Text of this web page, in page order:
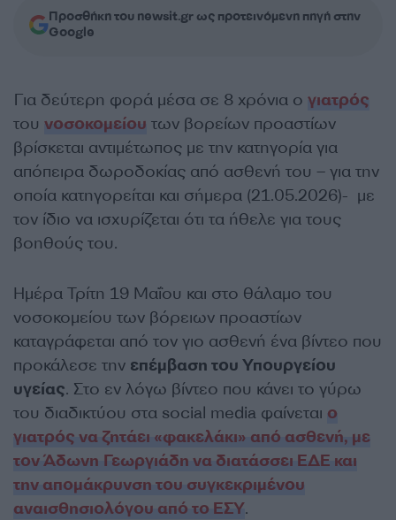
Προσθήκη του newsit.gr ως προτεινόμενη πηγή στην
Google
Για δεύτερη φορά μέσα σε 8 χρόνια ο γιατρός
του νοσοκομείου των βορείων προαστίων
βρίσκεται αντιμέτωπος με την κατηγορία για
απόπειρα δωροδοκίας από ασθενή του – για την
οποία κατηγορείται και σήμερα (21.05.2026)- με
τον ίδιο να ισχυρίζεται ότι τα ήθελε για τους
βοηθούς του.
Ημέρα Τρίτη 19 Μαΐου και στο θάλαμο του
νοσοκομείου των βόρειων προαστίων
καταγράφεται από τον γιο ασθενή ένα βίντεο που
προκάλεσε την επέμβαση του Υπουργείου
υγείας. Στο εν λόγω βίντεο που κάνει το γύρω
του διαδικτύου στα social media φαίνεται ο
γιατρός να ζητάει «φακελάκι» από ασθενή, με
τον Άδωνη Γεωργιάδη να διατάσσει ΕΔΕ και
την απομάκρυνση του συγκεκριμένου
αναισθησιολόγου από το ΕΣΥ.